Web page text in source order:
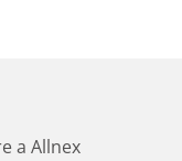
a Allnex